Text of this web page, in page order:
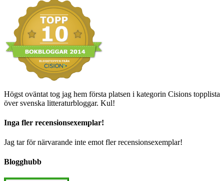
Högst oväntat tog jag hem första platsen i kategorin Cisions topplista
över svenska litteraturbloggar. Kul!
Inga fler recensionsexemplar!
Jag tar för närvarande inte emot fler recensionsexemplar!
Blogghubb